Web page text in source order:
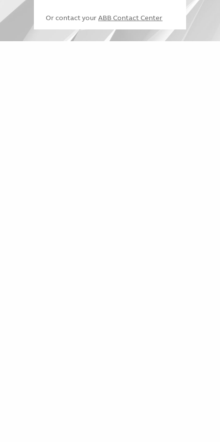
Or contact your ABB Contact Center